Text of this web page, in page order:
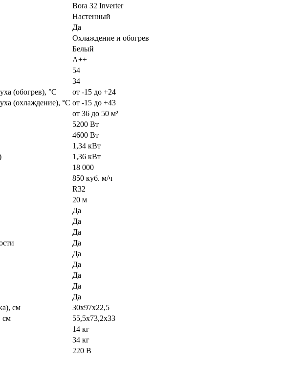
Bora 32 Inverter
Настенный
Да
Охлаждение и обогрев
Белый
А++
54
34
(обогрев), °C
от -15 до +24
(охлаждение), °C от -15 до +43
от 36 до 50 м²
5200 Вт
4600 Вт
1,34 кВт
1,36 кВт
18 000
850 куб. м/ч
R32
20 м
Да
Да
Да
Да
Да
Да
Да
Да
Да
см
30х97х22,5
см
55,5х73,2х33
14 кг
34 кг
220 В